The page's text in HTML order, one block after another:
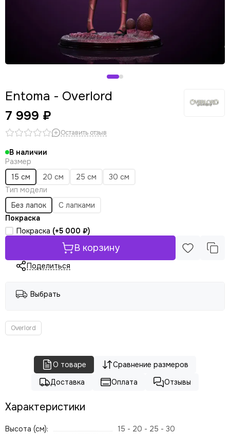
Panty & Stocking with Garterbelt
Entoma - Overlord
7 999 ₽
Оставить отзыв
В наличии
Размер
15 см
20 см 25 см
30 см
Тип модели
Без лапок
С лапками
Покраска
Покраска (+5 000 ₽)
В корзину
Поделиться
Выбрать
Overlord
О товаре
Сравнение размеров
Доставка
Оплата Отзывы
Характеристики
Высота (см):
15 - 20 - 25 - 30